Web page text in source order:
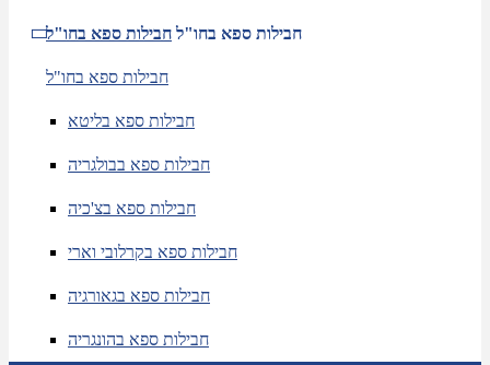
חבילות ספא בחו"ל חבילות ספא בחו"ל
חבילות ספא בחו"ל
חבילות ספא בליטא
חבילות ספא בבולגריה
חבילות ספא בצ'כיה
חבילות ספא בקרלובי וארי
חבילות ספא בגאורגיה
חבילות ספא בהונגריה